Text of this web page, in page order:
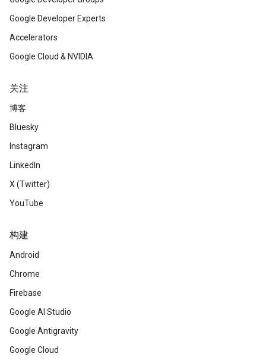
Google Developer Experts
Accelerators
Google Cloud & NVIDIA
关注
博客
Bluesky
Instagram
LinkedIn
X (Twitter)
YouTube
构建
Android
Chrome
Firebase
Google AI Studio
Google Antigravity
Google Cloud